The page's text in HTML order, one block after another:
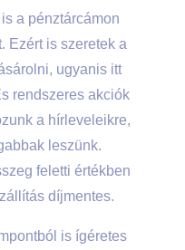
a pénztárcámon
Ezért is szeretek a
ugyanis itt
rendszeres akciók
a hírleveleikre,
leszünk.
feletti értékben
díjmentes.
is ígéretes